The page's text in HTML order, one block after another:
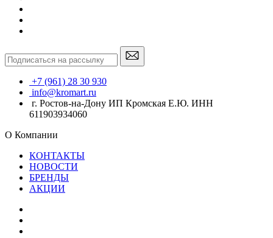
+7 (961) 28 30 930
info@kromart.ru
г. Ростов-на-Дону ИП Кромская Е.Ю. ИНН
611903934060
О Компании
КОНТАКТЫ
НОВОСТИ
БРЕНДЫ
АКЦИИ